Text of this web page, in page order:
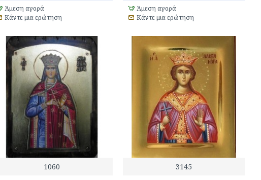
Άμεση αγορά
Κάντε μια ερώτηση
Άμεση αγορά
Κάντε μια ερώτηση
1060 3145